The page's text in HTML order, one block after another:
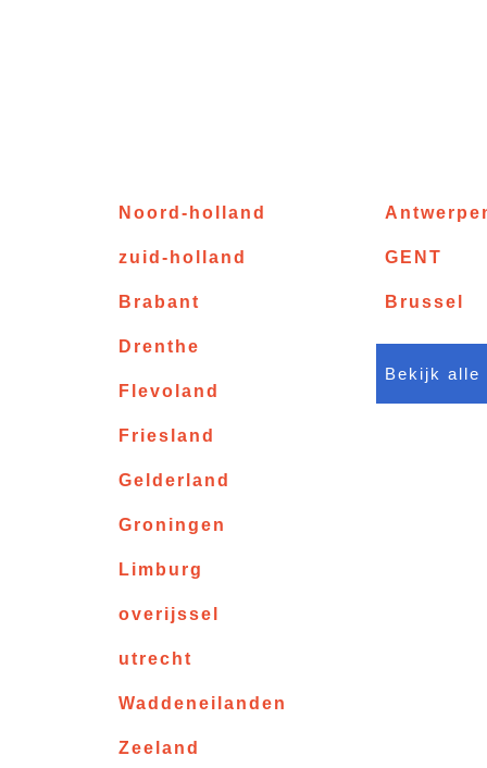
Noord-holland
zuid-holland
Brabant
Drenthe
Flevoland
Friesland
Gelderland
Groningen
Limburg
overijssel
utrecht
Waddeneilanden
Zeeland
GENT
Brussel
Bekijk alle